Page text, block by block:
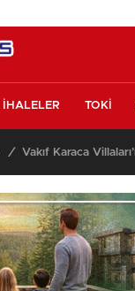
İHALELER TOKİ
/ Vakıf Karaca